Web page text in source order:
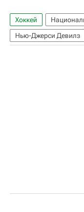
Хоккей
Нью-Джерси Девилз